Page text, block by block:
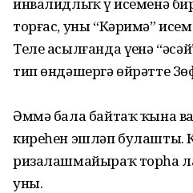
торғас, уны “Кәримә”
Теле асылғанда үҙенә
тип өндәшергә өйрәтте
Әммә бала байтаҡ ҡына
киреһен эшләп булашты.
ризалашмайыраҡ торһа
уны.